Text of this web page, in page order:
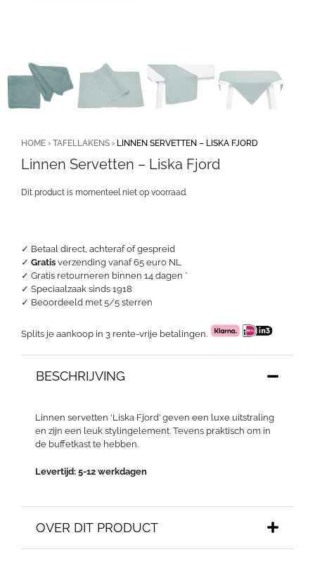
✓ Betaal direct, achteraf of gespreid
✓ Gratis verzending vanaf 65 euro NL
✓ Gratis retourneren binnen 14 dagen *
✓ Speciaalzaak sinds 1918
✓ Beoordeeld met 5/5 sterren
Splits je aankoop in 3 rente-vrije betalingen.
HOME › TAFELLAKENS › LINNEN SERVETTEN – LISKA FJORD
Linnen Servetten – Liska Fjord
BESCHRIJVING
Linnen servetten ‘Liska Fjord’ geven een luxe uitstraling
en zijn een leuk stylingelement. Tevens praktisch om in
de buffetkast te hebben.
Levertijd: 5-12 werkdagen
OVER DIT PRODUCT
Dit product is momenteel niet op voorraad.